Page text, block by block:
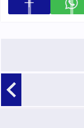
شارك على whatsapp عرض